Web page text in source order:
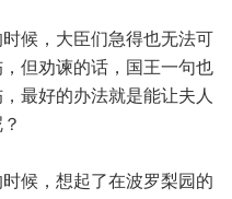
候，大臣们急得也无法可
但劝谏的话，国王一句也
最好的办法就是能让夫人
候，想起了在波罗梨园的